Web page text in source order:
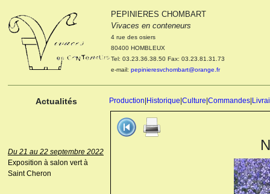
PEPINIERES CHOMBART
Vivaces en conteneurs
4 rue des osiers
80400 HOMBLEUX
Tel: 03.23.36.38.50 Fax: 03.23.81.31.73
e-mail: pepinieresvchombart@orange.fr
Actualités Production Historique Culture Commandes
Le 04 et 05 octobre 2022
Portes ouvertes de la
pépinière : Visite des
cultures, découverte des
nouveautés. Le rendez-vous
des passionnés Le mardi 04
Du 21 au 22 septembre 2022
Exposition à salon vert à
Saint Cheron